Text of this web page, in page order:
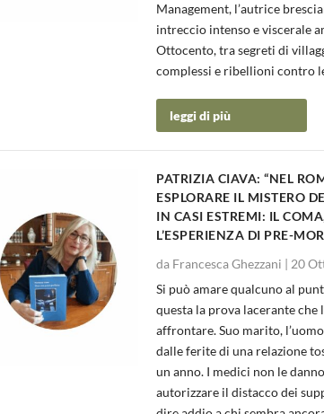
Management, l’autrice
intreccio intenso e viscerale
Ottocento, tra segreti di
complessi e ribellioni contro
leggi di più
PATRIZIA CIAVA: “NEL
ESPLORARE IL MISTERO
IN CASI ESTREMI: IL
L’ESPERIENZA DI PRE-
da Francesca Ghezzani | 20
Si può amare qualcuno al
questa la prova lacerante
affrontare. Suo marito,
dalle ferite di una relazione
un anno. I medici non le
autorizzare il distacco dei